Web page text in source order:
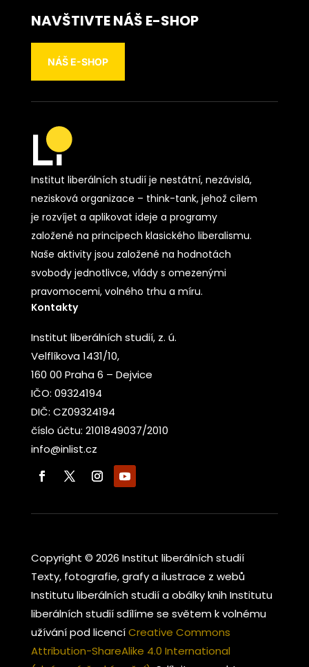
NAVŠTIVTE NÁŠ E-SHOP
NÁŠ E-SHOP
Institut liberálních studií je nestátní, nezávislá,
nezisková organizace – think-tank, jehož cílem
je rozvíjet a aplikovat ideje a programy
založené na principech klasického liberalismu.
Naše aktivity jsou založené na hodnotách
svobody jednotlivce, vlády s omezenými
pravomocemi, volného trhu a míru.
Kontakty
Institut liberálních studií, z. ú.
Velflíkova 1431/10,
160 00 Praha 6 – Dejvice
IČO: 09324194
DIČ: CZ09324194
číslo účtu: 2101849037/2010
info@inlist.cz
Copyright © 2026 Institut liberálních studií
Texty, fotografie, grafy a ilustrace z webů
Institutu liberálních studií a obálky knih Institutu
liberálních studií sdílíme se světem k volnému
užívání pod licencíCreative Commons
Attribution-ShareAlike 4.0 International